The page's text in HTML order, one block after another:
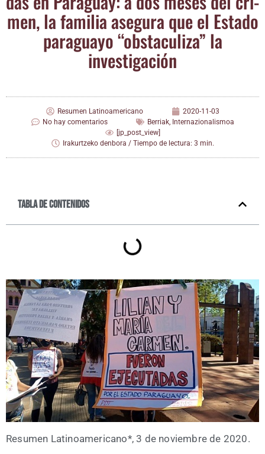
men, la fami­lia ase­gu­ra que el Esta­do
para­gua­yo “obs­ta­cu­li­za” la
investigación
Resumen Latinoamericano
2020-11-03
No hay comentarios
Berriak, Internazionalismoa
[jp_post_view]
Irakurtzeko denbora / Tiempo de lectura: 3 min.
Tabla de contenidos
Resu­men Lati­no­ame­ri­cano*, 3 de noviem­bre de 2020.